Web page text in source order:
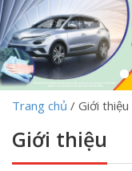
Trang chủ / Giới thiệu
Giới thiệu